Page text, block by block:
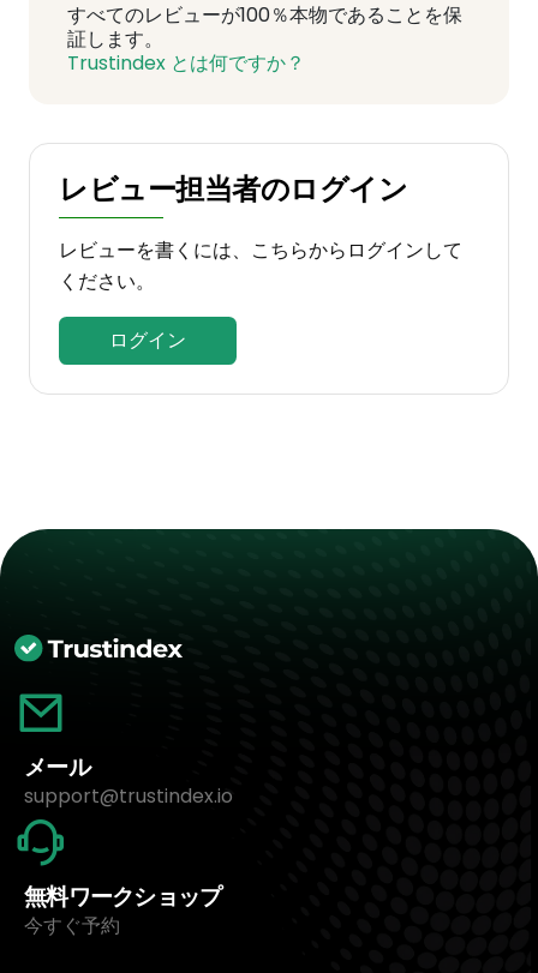
すべてのレビューが100％本物であることを保
証します。
Trustindex とは何ですか？
レビュー担当者のログイン
レビューを書くには、こちらからログインして
ください。
ログイン
メール
support@trustindex.io
無料ワークショップ
今すぐ予約